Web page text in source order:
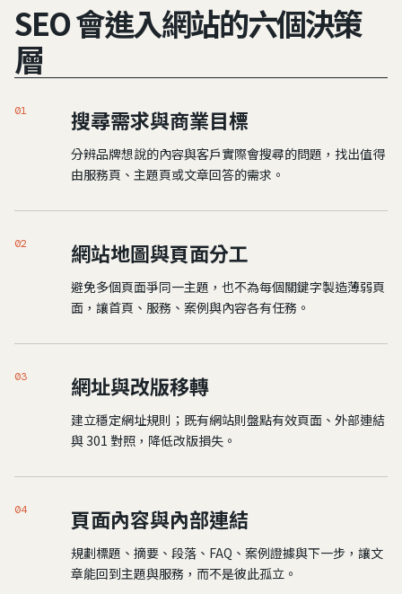
SEO 會進入網站的六個決策
層
01 搜尋需求與商業目標
分辨品牌想說的內容與客戶實際會搜尋的問題，找出值得
由服務頁、主題頁或文章回答的需求。
02 網站地圖與頁面分工
避免多個頁面爭同一主題，也不為每個關鍵字製造薄弱頁
面，讓首頁、服務、案例與內容各有任務。
03 網址與改版移轉
建立穩定網址規則；既有網站則盤點有效頁面、外部連結
與 301 對照，降低改版損失。
04 頁面內容與內部連結
規劃標題、摘要、段落、FAQ、案例證據與下一步，讓文
章能回到主題與服務，而不是彼此孤立。